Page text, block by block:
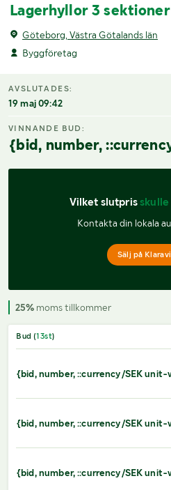
Lagerhyllor 3 sektioner
Göteborg, Västra Götalands län
Byggföretag
AVSLUTADES:
19 maj 09:42
VINNANDE BUD:
{bid, number,
Vilket slutpris skulle
Kontakta din lokala
Sälj på
25% moms tillkommer
Bud (13st)
{bid, number, ::currency/SEK
{bid, number, ::currency/SEK
{bid, number, ::currency/SEK